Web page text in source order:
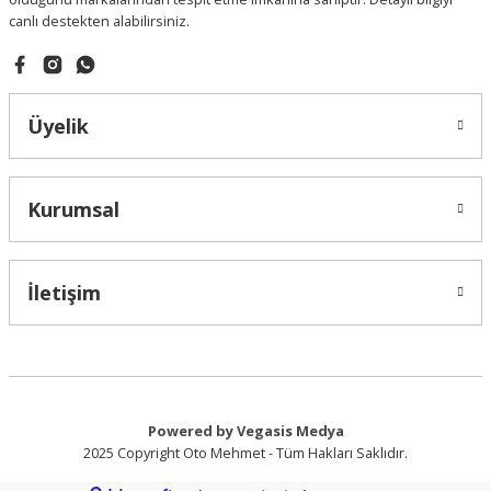
canlı destekten alabilirsiniz.
Üyelik
Kurumsal
İletişim
Powered by Vegasis Medya
2025 Copyright Oto Mehmet - Tüm Hakları Saklıdır.